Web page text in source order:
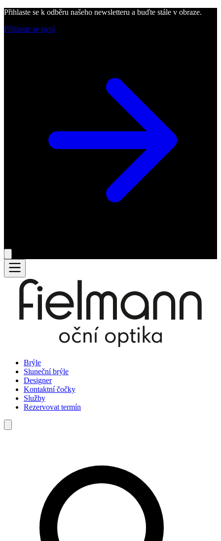
Přihlaste se k odběru našeho newsletteru a buďte stále v obraze.
Přihlaste se nyní
Brýle
Sluneční brýle
Designer
Kontaktní čočky
Služby
Rezervovat termín